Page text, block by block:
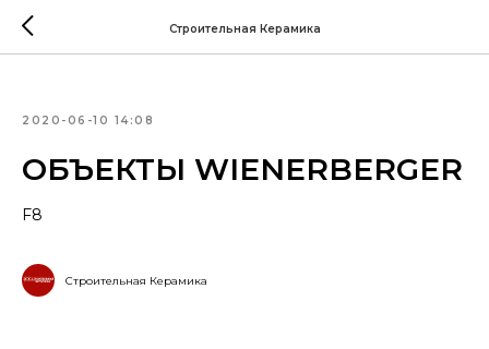
Строительная Керамика
2020-06-10 14:08
ОБЪЕКТЫ WIENERBERGER
F8
Строительная Керамика